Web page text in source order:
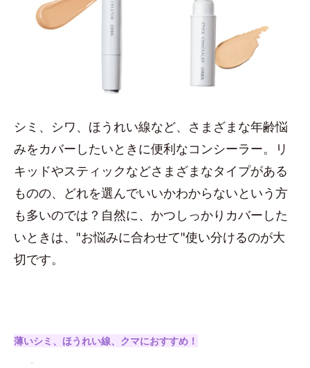
シミ、シワ、ほうれい線など、さまざまな年齢悩
みをカバーしたいときに便利なコンシーラー。リ
キッドやスティックなどさまざまなタイプがある
ものの、どれを選んでいいかわからないという方
も多いのでは？自然に、かつしっかりカバーした
いときは、"お悩みに合わせて"使い分けるのが大
切です。
薄いシミ、ほうれい線、クマにおすすめ！